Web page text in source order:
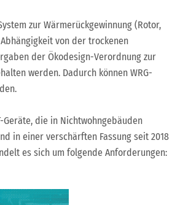
zur Wärmerückgewinnung (Rotor,
von der trockenen
der Ökodesign-Verordnung zur
werden. Dadurch können WRG-
Geräte, die in Nichtwohngebäuden
in einer verschärften Fassung seit 2018
es sich um folgende Anforderungen: